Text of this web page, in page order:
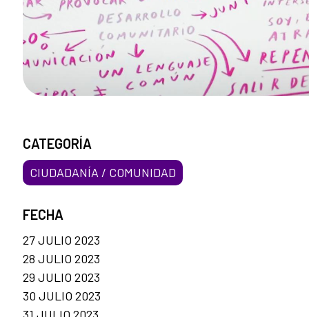
CATEGORÍA
CIUDADANÍA / COMUNIDAD
FECHA
27 JULIO 2023
28 JULIO 2023
29 JULIO 2023
30 JULIO 2023